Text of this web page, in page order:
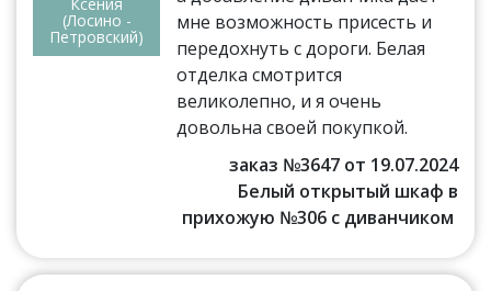
(Лосино -
Петровский)
мне возможность присесть и
передохнуть с дороги. Белая
отделка смотрится
великолепно, и я очень
довольна своей покупкой.
заказ №3647 от 19.07.2024
Белый открытый шкаф в
прихожую №306 с диванчиком